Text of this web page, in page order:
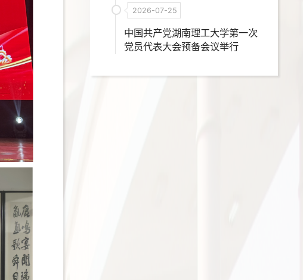
2026-07-25
中国共产党湖南理工大学第一次
党员代表大会预备会议举行